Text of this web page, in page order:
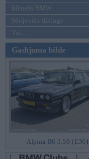
Mēneša BMW
Sērijveida tūnings
Vel...
Gadījuma bilde
Alpina B6 3.5S (E30)